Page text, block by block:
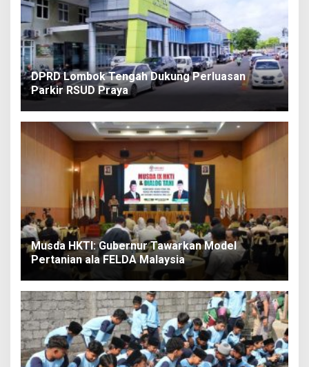
DPRD Lombok Tengah Dukung Perluasan
Parkir RSUD Praya
Musda HKTI: Gubernur Tawarkan Model
Pertanian ala FELDA Malaysia